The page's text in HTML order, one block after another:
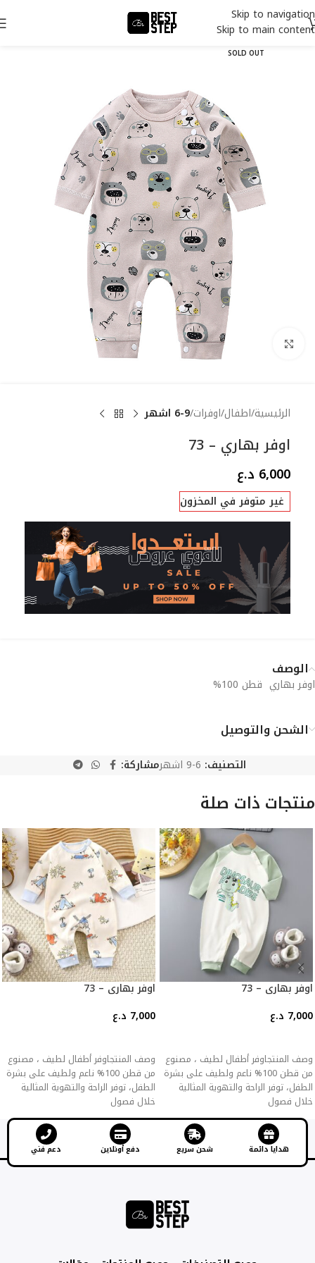
Skip to navigation
Skip to main content
SOLD OUT
Click to enlarge
الرئيسية اطفال اوفرات 6-9 اشهر
اوفر بهاري – 73
6,000 د.ع
غير متوفر في المخزون
الوصف
اوفر بهاري قطن 100%
الشحن والتوصيل
التصنيف: 6-9 اشهر مشاركة:
منتجات ذات صلة
اوفر بهاري – 73
7,000 د.ع
وصف المنتجاوفر أطفال لطيف ، مصنوع
من قطن 100% ناعم ولطيف على بشرة
الطفل، توفر الراحة والتهوية المثالية
خلال فصول
اوفر بهاري – 73
7,000 د.ع
وصف المنتجاوفر أطفال لطيف ، مصنوع
من قطن 100% ناعم ولطيف على بشرة
الطفل، توفر الراحة والتهوية المثالية
خلال فصول
هدايا دائمة شحن سريع دفع أونلاين دعم فني